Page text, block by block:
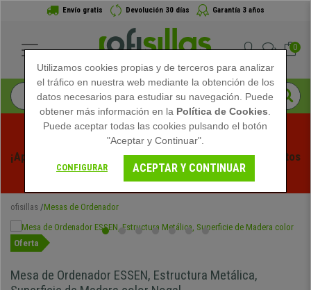
Envío gratis Devolución 30 días Garantía 3 años
0
¡Aprovecha las Rebajas de Verano en Ofisillas! Descuentos
Exclusivos por Tiempo Limitado - Ver Promo
ofisillas Mesas de Ordenador
Oferta
Mesa de Ordenador ESSEN, Estructura Metálica,
Utilizamos cookies propias y de terceros para analizar
el tráfico en nuestra web mediante la obtención de los
datos necesarios para estudiar su navegación. Puede
obtener más información en la Política de Cookies
Puede aceptar todas las cookies pulsando el botón
"Aceptar y Continuar".
CONFIGURAR ACEPTAR Y CONTINUAR